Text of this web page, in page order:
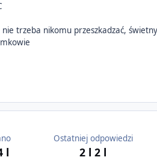
trzeba nikomu przeszkadzać,
l
Ostatniej odpowiedzi
2 l2 l